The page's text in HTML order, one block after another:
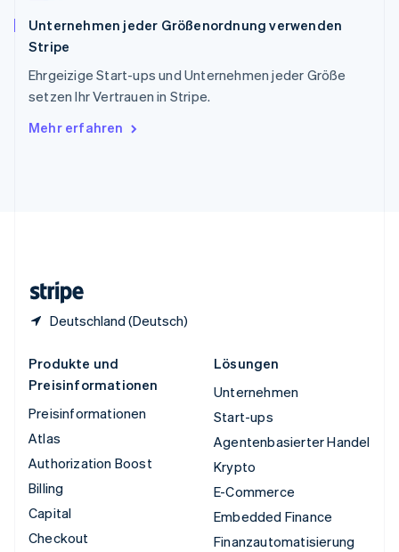
Unternehmen jeder Größenordnung verwenden
Stripe
Ehrgeizige Start-ups und Unternehmen jeder Größe
setzen Ihr Vertrauen in Stripe.
Mehr erfahren
Deutschland (Deutsch)
EspañolEnglish
Thailand
Tschechische Republik
English
English
Produkte und
Preisinformationen
Preisinformationen
Atlas
Authorization Boost
Billing
Capital
Checkout
Lösungen
Unternehmen
Start-ups
Agentenbasierter Handel
Krypto
E-Commerce
Embedded Finance
Finanzautomatisierung